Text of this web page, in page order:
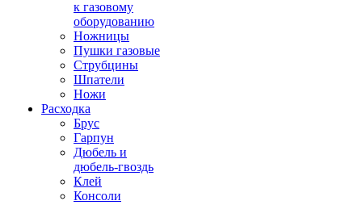
к газовому
оборудованию
Ножницы
Пушки газовые
Струбцины
Шпатели
Ножи
Расходка
Брус
Гарпун
Дюбель и
дюбель-гвоздь
Клей
Консоли